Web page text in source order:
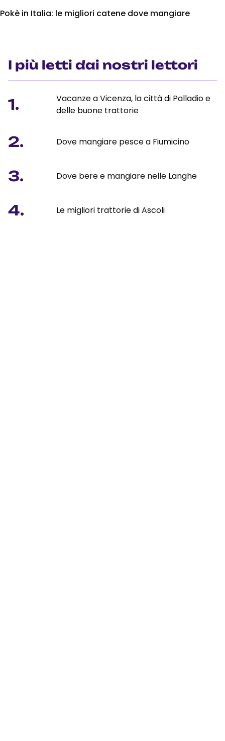
Pokè in Italia: le migliori catene dove mangiare
I più letti dai nostri lettori
1.
Vacanze a Vicenza, la città di Palladio e
delle buone trattorie
2. Dove mangiare pesce a Fiumicino
3. Dove bere e mangiare nelle Langhe
4. Le migliori trattorie di Ascoli